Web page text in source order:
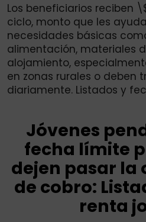
Los beneficiarios reciben
ciclo, monto que les
necesidades básicas
alimentación, materiales
alojamiento,
en zonas rurales o deben
diariamente. Listados y
Jóvenes
fecha límite
dejen pasar
de cobro:
renta